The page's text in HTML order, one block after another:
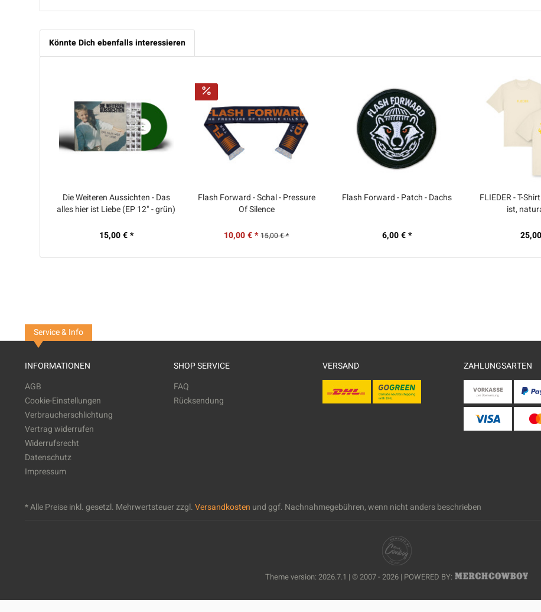
Könnte Dich ebenfalls interessieren
Die Weiteren Aussichten - Das
alles hier ist Liebe (EP 12" - grün)
15,00 € *
Flash Forward - Schal - Pressure
Of Silence
10,00 € * 15,00 € *
Flash Forward - Patch - Dachs
6,00 € *
FLIEDER - T-
ist,
Service & Info
INFORMATIONEN
AGB
Cookie-Einstellungen
Verbraucherschlichtung
Vertrag widerrufen
Widerrufsrecht
Datenschutz
Impressum
SHOP SERVICE
FAQ
Rücksendung
VERSAND ZAHLUNGSARTEN
* Alle Preise inkl. gesetzl. Mehrwertsteuer zzgl.Versandkosten und ggf. Nachnahmegebühren, wenn nicht anders beschrieben
Theme version: 2026.7.1 | © 2007 - 2026 | POWERED BY: